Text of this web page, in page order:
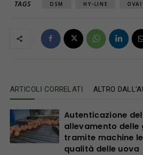
TAGS DSM HY-LINE
ARTICOLI CORRELATI ALTRO
Autenticazione
allevamento delle
tramite machine
qualità delle uova